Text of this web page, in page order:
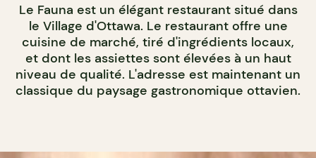
Le Fauna est un élégant restaurant situé dans
le Village d'Ottawa. Le restaurant offre une
cuisine de marché, tiré d'ingrédients locaux,
et dont les assiettes sont élevées à un haut
niveau de qualité. L'adresse est maintenant un
classique du paysage gastronomique ottavien.